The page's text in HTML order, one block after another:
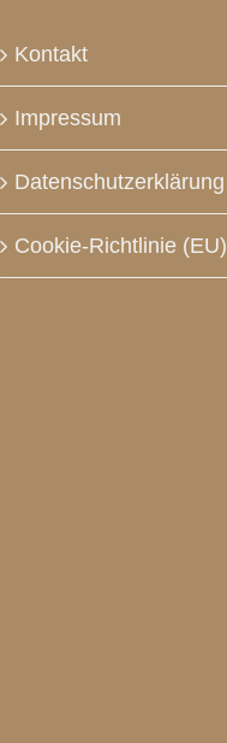
Kontakt
Impressum
Datenschutzerklärung
Cookie-Richtlinie (EU)